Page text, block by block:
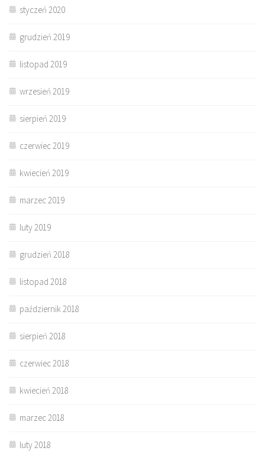
styczeń 2020
grudzień 2019
listopad 2019
wrzesień 2019
sierpień 2019
czerwiec 2019
kwiecień 2019
marzec 2019
luty 2019
grudzień 2018
listopad 2018
październik 2018
sierpień 2018
czerwiec 2018
kwiecień 2018
marzec 2018
luty 2018